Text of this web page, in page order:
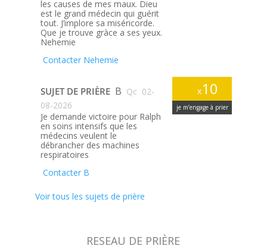
les causes de mes maux. Dieu
est le grand médecin qui guérit
tout. J’implore sa miséricorde.
Que je trouve gràce a ses yeux.
Nehemie
Contacter Nehemie
x10
je m’engage à prier
SUJET DE PRIÈRE B Qc 02-
08-2026
Je demande victoire pour Ralph
en soins intensifs que les
médecins veulent le
débrancher des machines
respiratoires
Contacter B
Voir tous les sujets de prière
RESEAU DE PRIÈRE